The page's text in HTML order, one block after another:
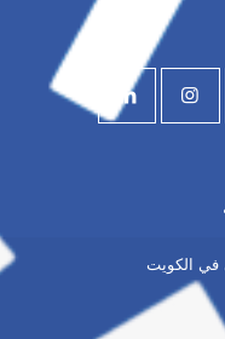
في الكويت